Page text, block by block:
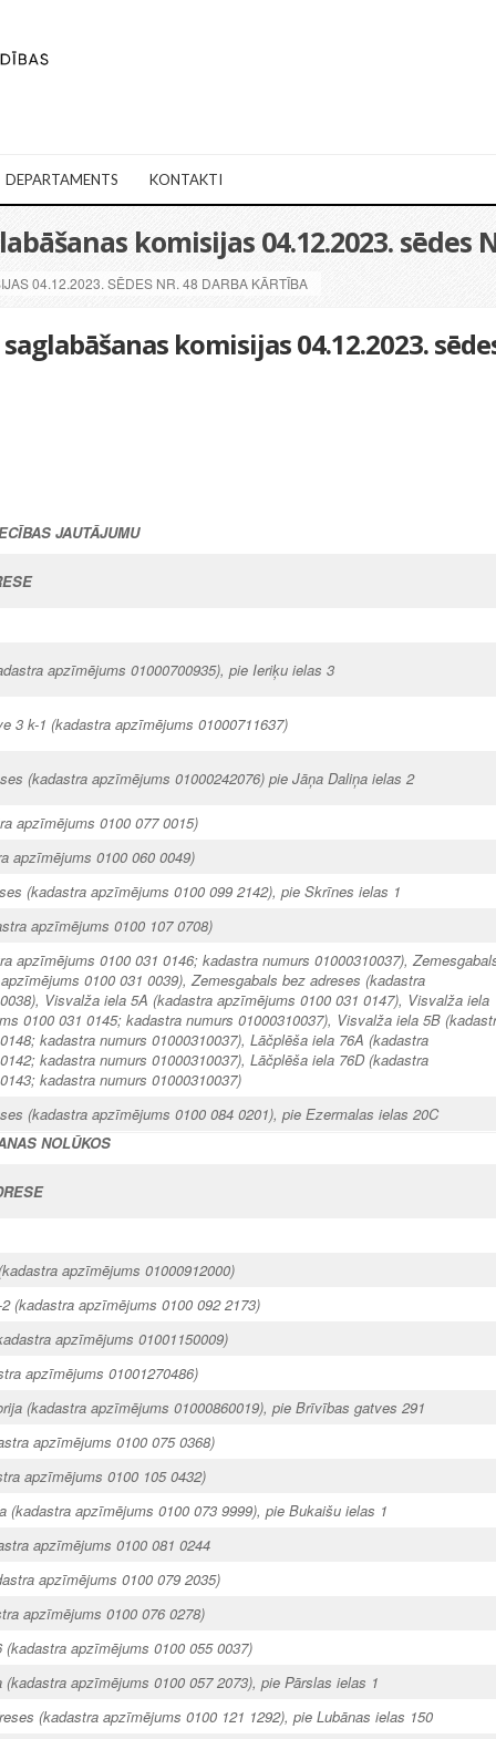
DEPARTAMENTS KONTAKTI
komisijas 04.12.2023. sēdes
04.12.2023. SĒDES NR. 48 DARBA KĀRTĪBA
komisijas 04.12.2023.
JAUTĀJUMU
apzīmējums 01000700935), pie Ieriķu ielas 3
3 k-1 (kadastra apzīmējums 01000711637)
(kadastra apzīmējums 01000242076) pie Jāņa Daliņa ielas 2
apzīmējums 0100 077 0015)
apzīmējums 0100 060 0049)
(kadastra apzīmējums 0100 099 2142), pie Skrīnes ielas 1
apzīmējums 0100 107 0708)
apzīmējums 0100 031 0146; kadastra numurs 01000310037),
0100 031 0039), Zemesgabals bez adreses (kadastra
Visvalža iela 5A (kadastra apzīmējums 0100 031 0147), Visvalža iela
0100 031 0145; kadastra numurs 01000310037), Visvalža iela 5B
kadastra numurs 01000310037), Lāčplēša iela 76A (kadastra
kadastra numurs 01000310037), Lāčplēša iela 76D (kadastra
kadastra numurs 01000310037)
(kadastra apzīmējums 0100 084 0201), pie Ezermalas ielas 20C
NOLŪKOS
apzīmējums 01000912000)
(kadastra apzīmējums 0100 092 2173)
apzīmējums 01001150009)
apzīmējums 01001270486)
(kadastra apzīmējums 01000860019), pie Brīvības gatves 291
apzīmējums 0100 075 0368)
apzīmējums 0100 105 0432)
(kadastra apzīmējums 0100 073 9999), pie Bukaišu ielas 1
apzīmējums 0100 081 0244
apzīmējums 0100 079 2035)
apzīmējums 0100 076 0278)
apzīmējums 0100 055 0037)
apzīmējums 0100 057 2073), pie Pārslas ielas 1
(kadastra apzīmējums 0100 121 1292), pie Lubānas ielas 150